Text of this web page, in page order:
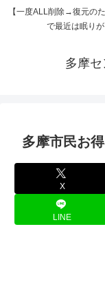
【一度ALL削除→復元の
で最近は眠り
多摩
多摩市民お
X
LINE